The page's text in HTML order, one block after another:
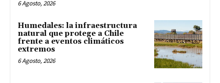
6 Agosto, 2026
Humedales: la infraestructura
natural que protege a Chile
frente a eventos climáticos
extremos
6 Agosto, 2026